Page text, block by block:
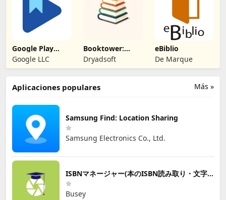
Google Play
Libros
Google LLC
Booktower:
Lectura
Dryadsoft
eBiblio
De Marque
Más »
Aplicaciones populares
Samsung Find: Location Sharing
Samsung Electronics Co., Ltd.
ISBNマネージャー(本のISBN読み取り・文字認識)
Busey